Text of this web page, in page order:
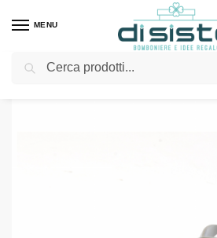
MENU
Home Shop Bomboniere